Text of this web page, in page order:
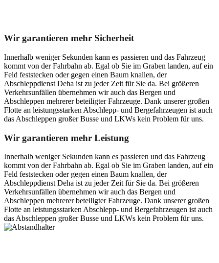
Wir garantieren mehr Sicherheit
Innerhalb weniger Sekunden kann es passieren und das Fahrzeug
kommt von der Fahrbahn ab. Egal ob Sie im Graben landen, auf ein
Feld feststecken oder gegen einen Baum knallen, der
Abschleppdienst Deha ist zu jeder Zeit für Sie da. Bei größeren
Verkehrsunfällen übernehmen wir auch das Bergen und
Abschleppen mehrerer beteiligter Fahrzeuge. Dank unserer großen
Flotte an leistungsstarken Abschlepp- und Bergefahrzeugen ist auch
das Abschleppen großer Busse und LKWs kein Problem für uns.
Wir garantieren mehr Leistung
Innerhalb weniger Sekunden kann es passieren und das Fahrzeug
kommt von der Fahrbahn ab. Egal ob Sie im Graben landen, auf ein
Feld feststecken oder gegen einen Baum knallen, der
Abschleppdienst Deha ist zu jeder Zeit für Sie da. Bei größeren
Verkehrsunfällen übernehmen wir auch das Bergen und
Abschleppen mehrerer beteiligter Fahrzeuge. Dank unserer großen
Flotte an leistungsstarken Abschlepp- und Bergefahrzeugen ist auch
das Abschleppen großer Busse und LKWs kein Problem für uns.